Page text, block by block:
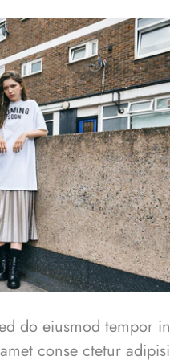
do eiusmod tempor
conse ctetur